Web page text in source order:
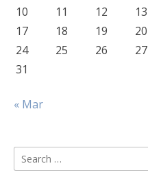
10
11 12 13
17
18 19 20
24
25 26 27
31
« Mar
Search
for: